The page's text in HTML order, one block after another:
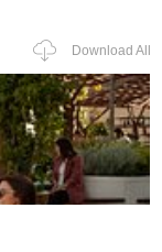
Download All